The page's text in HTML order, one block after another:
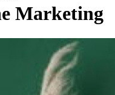
Marketing